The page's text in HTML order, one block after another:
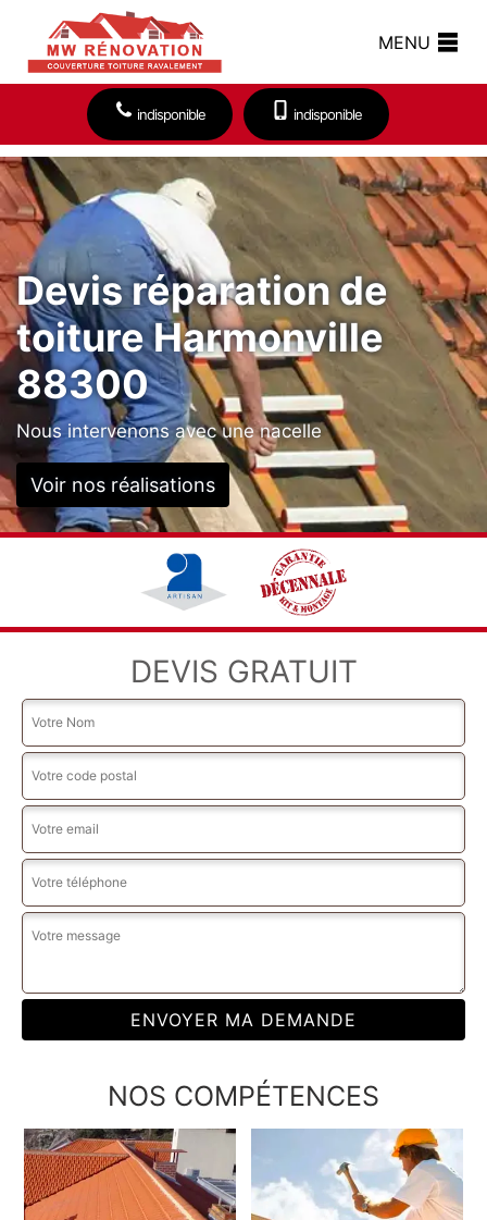
MENU
indisponible indisponible
Devis réparation de
toiture Harmonville
88300
Nous intervenons avec une nacelle
Voir nos réalisations
DEVIS GRATUIT
NOS COMPÉTENCES